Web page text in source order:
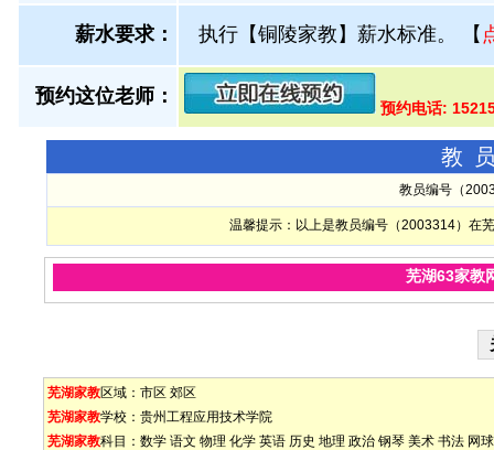
薪水要求： 执行【铜陵家教】薪水标准。 【
预约这位老师：
预约电话:
教
教员编号（
温馨提示：以上是教员编号（2003314）在
芜湖63家教
芜湖家教区域： 市区 郊区
芜湖家教学校： 贵州工程应用技术学院
芜湖家教科目： 数学 语文 物理 化学 英语 历史 地理 政治 钢琴 美术 书法 网球